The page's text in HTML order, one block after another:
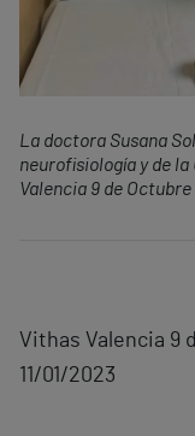
La doctora Susana
neurofisiología y de
Valencia 9 de Octubre
Vithas Valencia 9
11/01/2023